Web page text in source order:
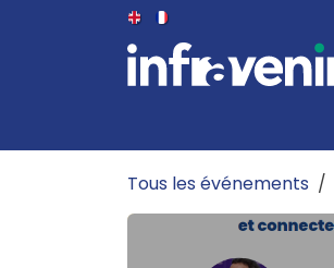
Se rendre au contenu
Tous les événements